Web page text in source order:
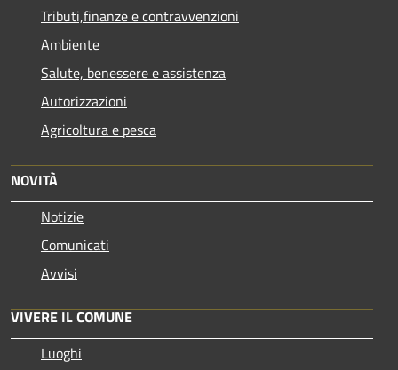
Tributi,finanze e contravvenzioni
Ambiente
Salute, benessere e assistenza
Autorizzazioni
Agricoltura e pesca
NOVITÀ
Notizie
Comunicati
Avvisi
VIVERE IL COMUNE
Luoghi